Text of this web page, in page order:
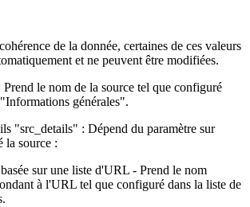
de la donnée, certaines de ces valeurs
et ne peuvent être modifiées.
le nom de la source tel que configuré
générales".
"src_details" : Dépend du paramètre sur
la source :
sur une liste d'URL - Prend le nom
à l'URL tel que configuré dans la liste de